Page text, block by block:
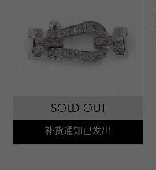
SOLD OUT
补货通知已发出